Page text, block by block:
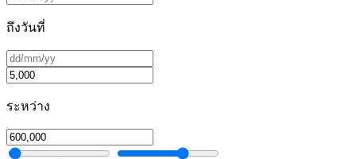
ถึงวันที่
ระหว่าง